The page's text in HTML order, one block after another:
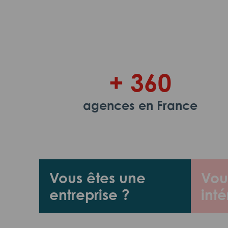
Vous êtes une
entreprise ?
+ 360
agences en France